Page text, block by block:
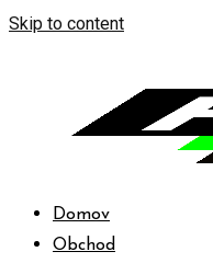
Skip to content
Domov
Obchod